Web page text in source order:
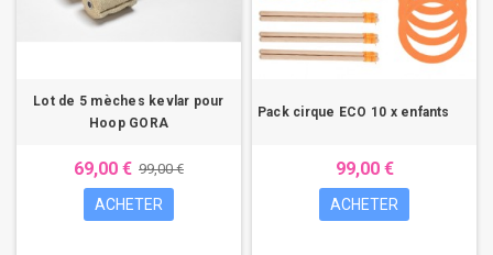
Lot de 5 mèches kevlar pour
Hoop GORA
69,00 € 99,00 €
ACHETER
Pack cirque ECO 10 x enfants
99,00 €
ACHETER